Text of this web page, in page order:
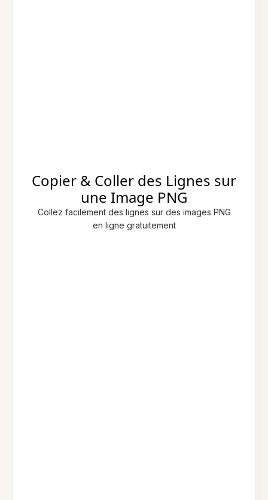
Copier & Coller des Lignes sur
une Image PNG
Collez facilement des lignes sur des images PNG
en ligne gratuitement